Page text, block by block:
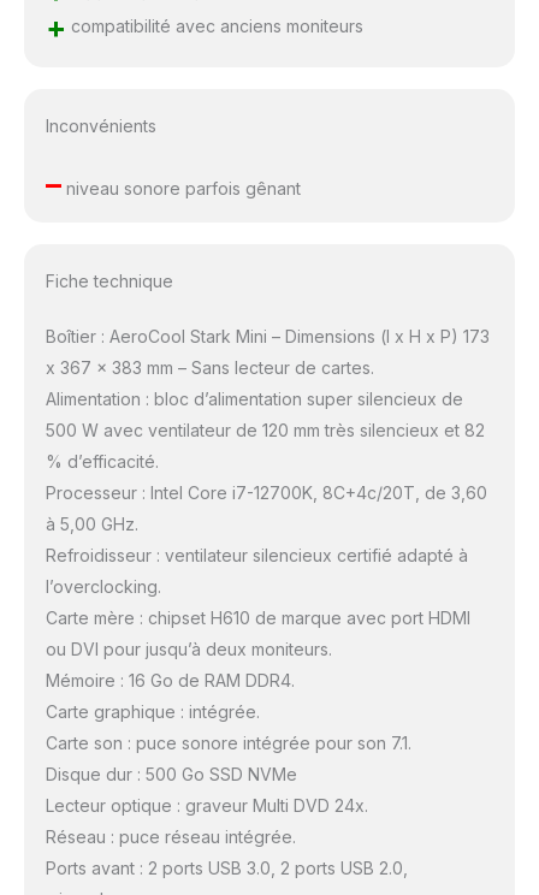
+ compatibilité avec anciens moniteurs
Inconvénients
–niveau sonore parfois gênant
Fiche technique
Boîtier : AeroCool Stark Mini – Dimensions (l x H x P) 173
x 367 x 383 mm – Sans lecteur de cartes.
Alimentation : bloc d’alimentation super silencieux de
500 W avec ventilateur de 120 mm très silencieux et 82
% d’efficacité.
Processeur : Intel Core i7-12700K, 8C+4c/20T, de 3,60
à 5,00 GHz.
Refroidisseur : ventilateur silencieux certifié adapté à
l’overclocking.
Carte mère : chipset H610 de marque avec port HDMI
ou DVI pour jusqu’à deux moniteurs.
Mémoire : 16 Go de RAM DDR4.
Carte graphique : intégrée.
Carte son : puce sonore intégrée pour son 7.1.
Disque dur : 500 Go SSD NVMe
Lecteur optique : graveur Multi DVD 24x.
Réseau : puce réseau intégrée.
Ports avant : 2 ports USB 3.0, 2 ports USB 2.0,